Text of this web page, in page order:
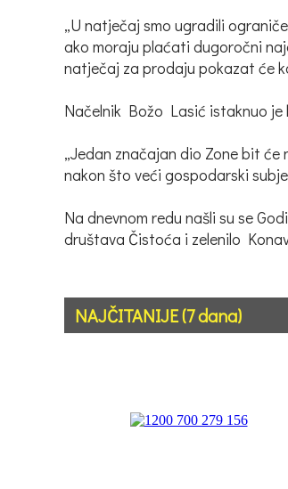
„U natječaj smo ugradili
ako moraju plaćati dugoročni
natječaj za prodaju pokazat će
Načelnik Božo Lasić istaknuo
„Jedan značajan dio Zone bit
nakon što veći gospodarski
Na dnevnom redu našli su se
društava Čistoća i zelenilo
NAJČITANIJE (7 dana)